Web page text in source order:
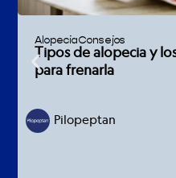
AlopeciaConsejos
Tipos de alopecia y
para frenarla
Pilopeptan